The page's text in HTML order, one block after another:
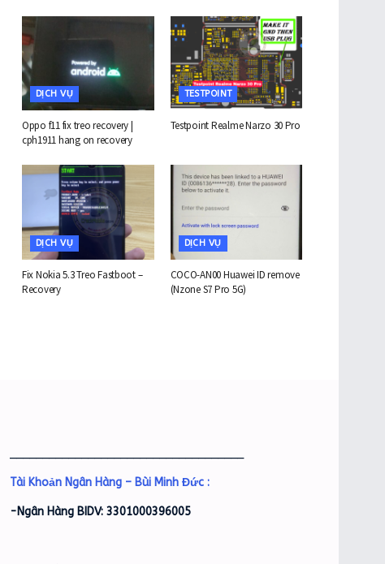
DỊCH VỤ
Oppo f11 fix treo recovery |
cph1911 hang on recovery
TESTPOINT
Testpoint Realme Narzo 30 Pro
DỊCH VỤ
Fix Nokia 5.3 Treo Fastboot –
Recovery
DỊCH VỤ
COCO-AN00 Huawei ID remove
(Nzone S7 Pro 5G)
Tài Khoản Ngân Hàng – Bùi Minh Đức :
-Ngân Hàng BIDV: 3301000396005